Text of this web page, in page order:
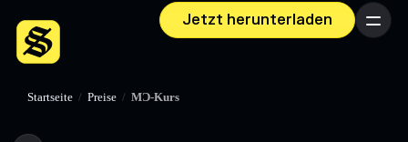
Jetzt herunterladen Menü
Startseite / Preise / MƆ-Kurs